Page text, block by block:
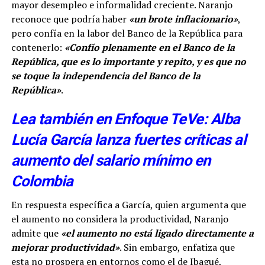
mayor desempleo e informalidad creciente. Naranjo
reconoce que podría haber «un brote inflacionario»,
pero confía en la labor del Banco de la República para
contenerlo: «Confío plenamente en el Banco de la
República, que es lo importante y repito, y es que no
se toque la independencia del Banco de la
República».
Lea también en Enfoque TeVe: Alba
Lucía García lanza fuertes críticas al
aumento del salario mínimo en
Colombia
En respuesta específica a García, quien argumenta que
el aumento no considera la productividad, Naranjo
admite que «el aumento no está ligado directamente a
mejorar productividad». Sin embargo, enfatiza que
esta no prospera en entornos como el de Ibagué,